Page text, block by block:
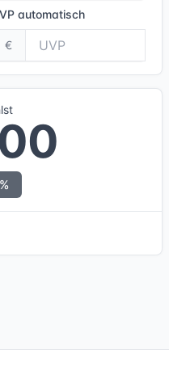
automatisch
€